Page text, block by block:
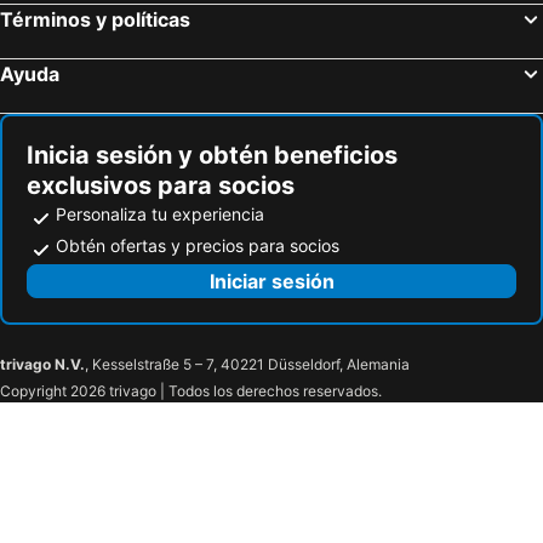
Cassano delle Murge, bed and breakfasts
Triggiano, bed and breakfasts Cellamare, bed and breakfasts
Términos y políticas
Ayuda
Inicia sesión y obtén beneficios
exclusivos para socios
Personaliza tu experiencia
Obtén ofertas y precios para socios
Iniciar sesión
trivago N.V., Kesselstraße 5 – 7, 40221 Düsseldorf, Alemania
Copyright 2026 trivago | Todos los derechos reservados.